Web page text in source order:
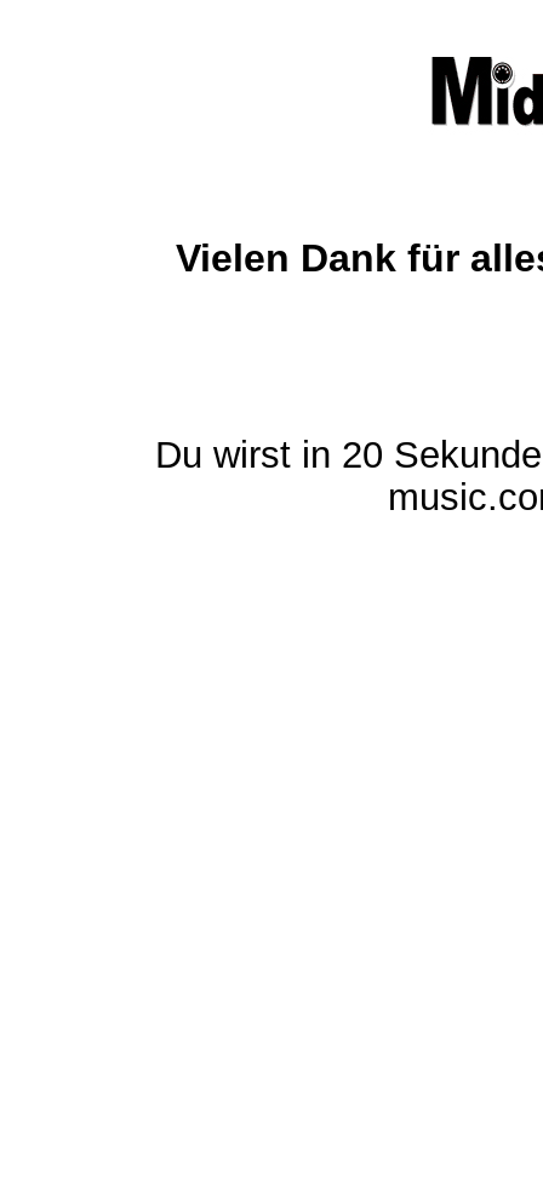
Vielen Dank für
Du wirst in 20